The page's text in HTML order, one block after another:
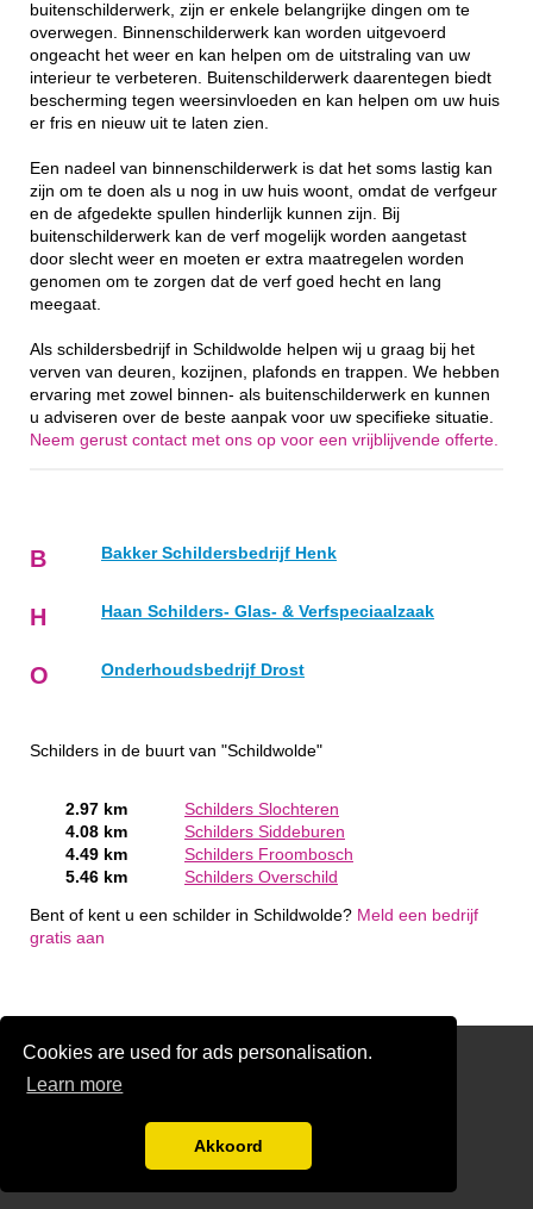
Cookies are used for ads personalisation.
Learn more
Akkoord
buitenschilderwerk, zijn er enkele belangrijke dingen om te
overwegen. Binnenschilderwerk kan worden uitgevoerd
ongeacht het weer en kan helpen om de uitstraling van uw
interieur te verbeteren. Buitenschilderwerk daarentegen biedt
bescherming tegen weersinvloeden en kan helpen om uw huis
er fris en nieuw uit te laten zien.
Een nadeel van binnenschilderwerk is dat het soms lastig kan
zijn om te doen als u nog in uw huis woont, omdat de verfgeur
en de afgedekte spullen hinderlijk kunnen zijn. Bij
buitenschilderwerk kan de verf mogelijk worden aangetast
door slecht weer en moeten er extra maatregelen worden
genomen om te zorgen dat de verf goed hecht en lang
meegaat.
Als schildersbedrijf in Schildwolde helpen wij u graag bij het
verven van deuren, kozijnen, plafonds en trappen. We hebben
ervaring met zowel binnen- als buitenschilderwerk en kunnen
u adviseren over de beste aanpak voor uw specifieke situatie.
Neem gerust contact met ons op voor een vrijblijvende offerte.
B Bakker Schildersbedrijf Henk
H Haan Schilders- Glas- & Verfspeciaalzaak
O Onderhoudsbedrijf Drost
Schilders in de buurt van "Schildwolde"
2.97 km
Schilders Slochteren
4.08 km
Schilders Siddeburen
4.49 km
Schilders Froombosch
5.46 km
Schilders Overschild
Bent of kent u een schilder in Schildwolde? Meld een bedrijf
gratis aan
Schilder Offerte Aanvragen
links